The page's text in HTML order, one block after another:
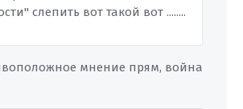
слепить вот такой вот ........
мнение прям, война